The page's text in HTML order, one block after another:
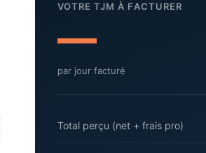
VOTRE TJM À FACTURER
—
par jour facturé
Total perçu (net + frais pro)